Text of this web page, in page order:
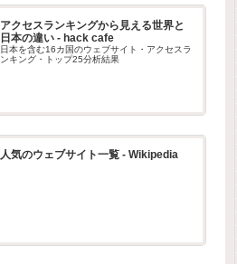
アクセスランキングから見える世界と
日本の違い - hack cafe
日本を含む16カ国のウェブサイト・アクセスラ
ンキング・トップ25分析結果
人気のウェブサイト一覧 - Wikipedia